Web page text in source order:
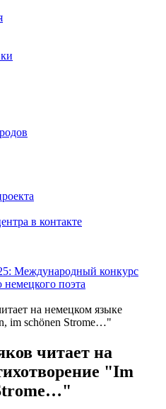
в контакте
Международный конкурс
поэта
на немецком языке
im schönen Strome…"
читает на
"Im